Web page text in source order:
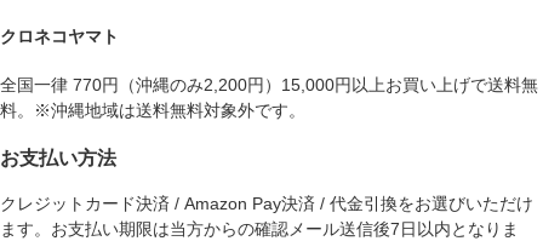
クロネコヤマト
全国一律 770円（沖縄のみ2,200円）15,000円以上お買い上げで送料無
料。※沖縄地域は送料無料対象外です。
お支払い方法
クレジットカード決済 / Amazon Pay決済 / 代金引換をお選びいただけ
ます。お支払い期限は当方からの確認メール送信後7日以内となりま